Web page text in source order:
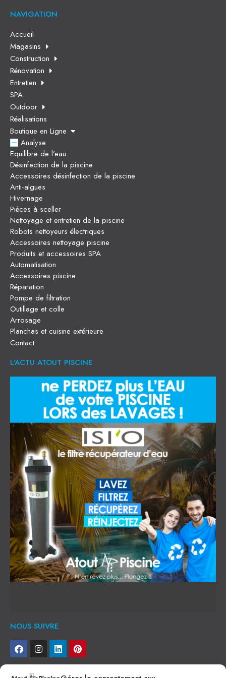
NAVIGATION
Accueil
Magasins
Construction
Rénovation
Entretien
SPA
Outdoor
Réalisations
Boutique en Ligne
Analyse
Equilibre de l’eau
Désinfection de la piscine
Accessoires désinfection de la piscine
Anti-algues
Hivernage
Pièces à sceller
Nettoyage et entretien de la piscine
Robots nettoyeurs électriques
Accessoires nettoyage piscine
Produits et accessoires SPA
Automatisation
Accessoires piscine
Réparation
Pompe de filtration
Outillage et colle
Arrosage
Planchas et cuisine extérieure
Contact
L'ACTU ATOUT PISCINE
NOUS SUIVRE
NEWSLETTER